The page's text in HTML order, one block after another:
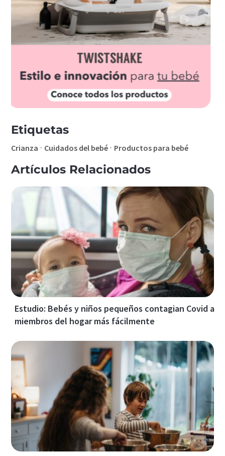
Etiquetas
Crianza · Cuidados del bebé · Productos para bebé
Artículos Relacionados
Estudio: Bebés y niños pequeños contagian Covid a
miembros del hogar más fácilmente